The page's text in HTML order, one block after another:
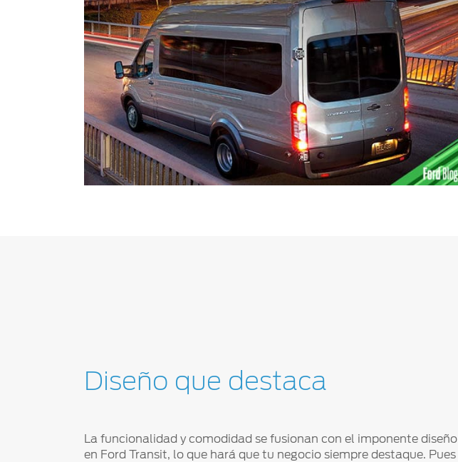
Diseño que destaca
La funcionalidad y comodidad se fusionan con el imponente diseño
en Ford Transit, lo que hará que tu negocio siempre destaque. Pues